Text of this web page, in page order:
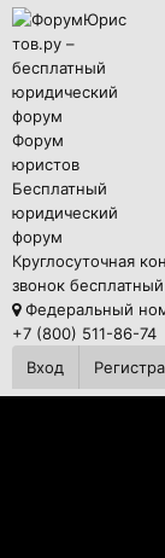
Форум
юристов
Бесплатный
юридический
форум
Круглосуточная
звонок бесплатный
Федеральный
+7 (800) 511-86-74
Вход